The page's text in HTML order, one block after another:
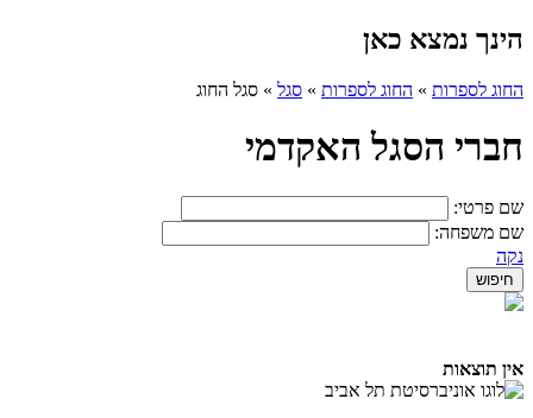
הינך נמצא כאן
החוג לספרות » החוג לספרות » סגל » סגל החוג
חברי הסגל האקדמי
שם פרטי:
שם משפחה:
נקה
אין תוצאות